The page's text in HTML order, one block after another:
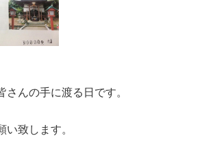
さんの手に渡る日です。
い致します。